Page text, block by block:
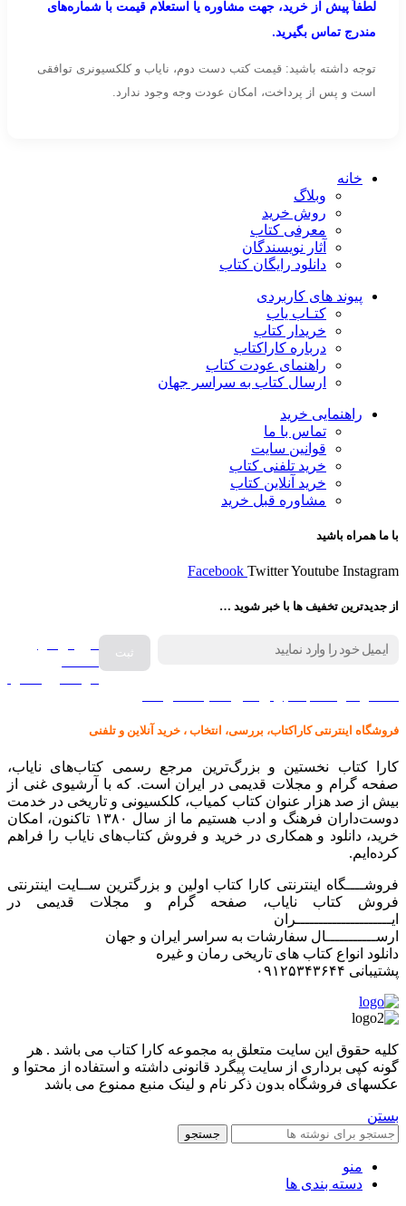
لطفاً پیش از خرید، جهت مشاوره یا استعلام قیمت با شماره‌های
مندرج تماس بگیرید.
توجه داشته باشید: قیمت کتب دست دوم، نایاب و کلکسیونری توافقی
است و پس از پرداخت، امکان عودت وجه وجود ندارد.
خانه
وبلاگ
روش خرید
معرفی کتاب
آثار نویسندگان
دانلود رایگان کتاب
پیوند های کاربردی
کتـاب یاب
خریدار کتاب
درباره کاراکتاب
راهنمای عودت کتاب
ارسال کتاب به سراسر جهان
راهنمایی خرید
تماس با ما
قوانین سایت
خرید تلفنی کتاب
خرید آنلاین کتاب
مشاوره قبل خرید
با ما همراه باشید
Facebook TwitterYoutube Instagram
از جدیدترین تخفیف ها با خبر شوید …
فروش انواع
فروشگاه اینترنتی کاراکتاب، بررسی، انتخاب ، خرید آنلاین و تلفنی
کارا کتاب نخستین و بزرگ‌ترین مرجع رسمی کتاب‌های نایاب،
صفحه گرام و مجلات قدیمی در ایران است. که با آرشیوی غنی از
بیش از صد هزار عنوان کتاب کمیاب، کلکسیونی و تاریخی در خدمت
دوست‌داران فرهنگ و ادب هستیم ما از سال ۱۳۸۰ تاکنون، امکان
خرید، دانلود و همکاری در خرید و فروش کتاب‌های نایاب را فراهم
کرده‌ایم.
فروشــــگاه اینترنتی کارا کتاب اولین و بزرگترین ســایت اینترنتی
فروش کتاب نایاب، صفحه گرام و مجلات قدیمی در
ایـــــــــــــــــــــران
ارســـــــــــال سفارشات به سراسر ایران و جهان
دانلود انواع کتاب های تاریخی رمان و غیره
پشتیبانی ۰۹۱۲۵۳۴۳۶۴۴
کليه حقوق اين سايت متعلق به مجموعه کارا کتاب می باشد . هر
گونه کپی برداری از سایت پیگرد قانونی داشته و استفاده از محتوا و
عکسهای فروشگاه بدون ذکر نام و لینک منبع ممنوع می باشد
بستن
جستجو
منو
دسته بندی ها